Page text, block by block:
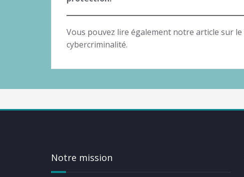
Vous pouvez lire également notre article sur le
cybercriminalité.
Notre mission